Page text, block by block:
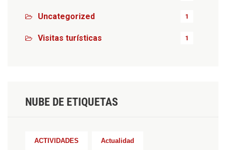
Uncategorized 1
Visitas turísticas 1
NUBE DE ETIQUETAS
ACTIVIDADES Actualidad